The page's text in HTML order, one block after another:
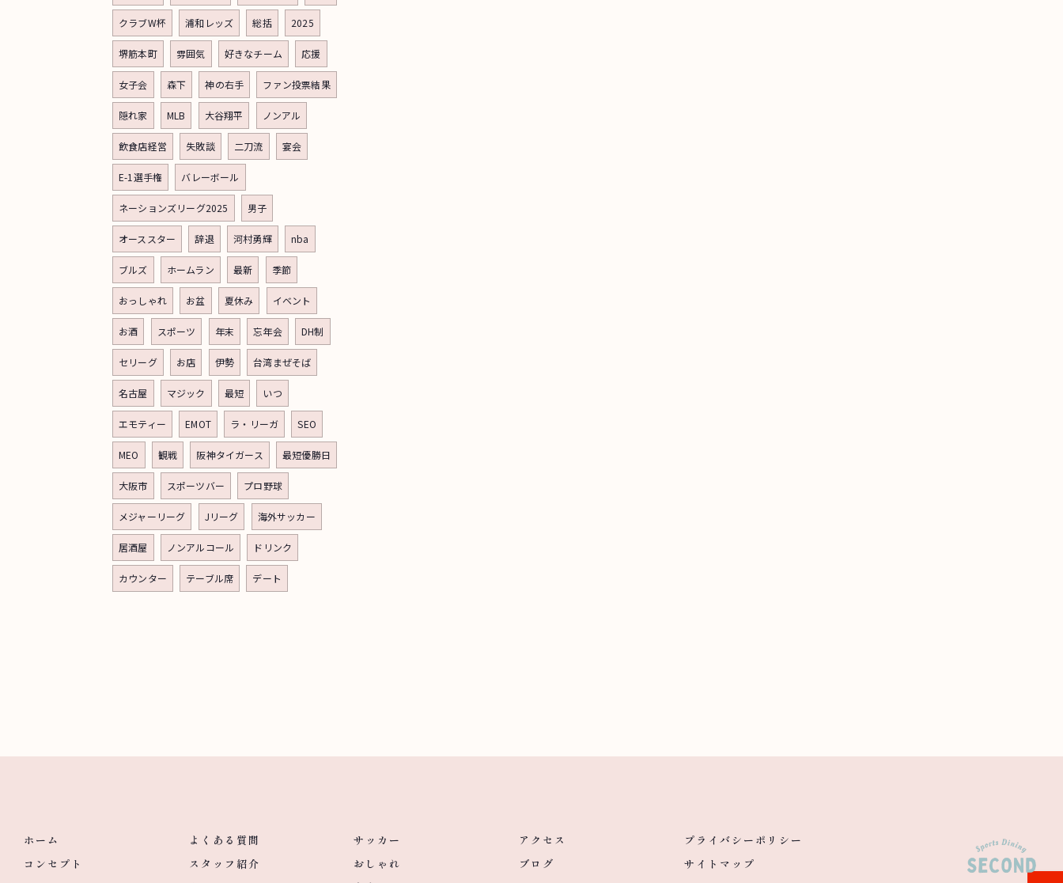
クラブW杯 浦和レッズ 総括 2025
堺筋本町 雰囲気 好きなチーム 応援
女子会 森下 神の右手 ファン投票結果
隠れ家 MLB 大谷翔平 ノンアル
飲食店経営 失敗談 二刀流 宴会
E-1選手権 バレーボール
ネーションズリーグ2025 男子
オーススター 辞退 河村勇輝 nba
ブルズ ホームラン 最新 季節
おっしゃれ お盆 夏休み イベント
お酒 スポーツ 年末 忘年会 DH制
セリーグ お店 伊勢 台湾まぜそば
名古屋 マジック 最短 いつ
エモティー EMOT ラ・リーガ SEO
MEO 観戦 阪神タイガース 最短優勝日
大阪市 スポーツバー プロ野球
メジャーリーグ Jリーグ 海外サッカー
居酒屋 ノンアルコール ドリンク
カウンター テーブル席 デート
ホーム
コンセプト
よくある質問
スタッフ紹介
サッカー
おしゃれ
アクセス
ブログ
プライバシーポリシー
サイトマップ